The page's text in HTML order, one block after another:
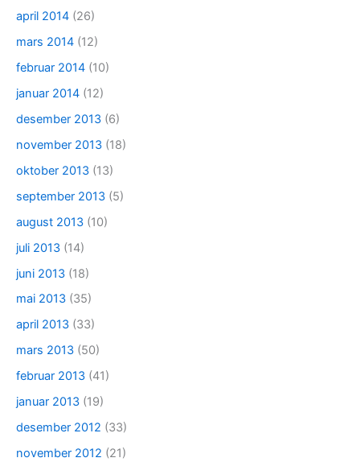
april 2014 (26)
mars 2014 (12)
februar 2014 (10)
januar 2014 (12)
desember 2013 (6)
november 2013 (18)
oktober 2013 (13)
september 2013 (5)
august 2013 (10)
juli 2013 (14)
juni 2013 (18)
mai 2013 (35)
april 2013 (33)
mars 2013 (50)
februar 2013 (41)
januar 2013 (19)
desember 2012 (33)
november 2012 (21)